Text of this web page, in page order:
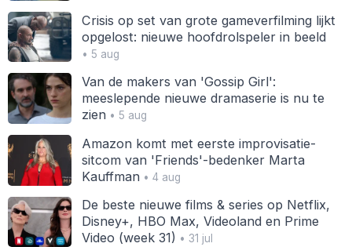
Crisis op set van grote gameverfilming lijkt
opgelost: nieuwe hoofdrolspeler in beeld
• 5 aug
Van de makers van 'Gossip Girl':
meeslepende nieuwe dramaserie is nu te
zien• 5 aug
Amazon komt met eerste improvisatie-
sitcom van 'Friends'-bedenker Marta
Kauffman• 4 aug
De beste nieuwe films & series op Netflix,
Disney+, HBO Max, Videoland en Prime
Video (week 31) • 31 jul